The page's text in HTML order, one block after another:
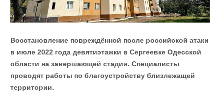
Восстановление повреждённой после российской атаки
в июле 2022 года девятиэтажки в Сергеевке Одесской
области на завершающей стадии. Специалисты
проводят работы по благоустройству близлежащей
территории.